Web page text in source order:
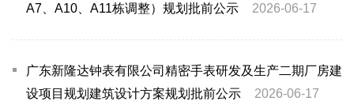
A7、A10、A11栋调整）规划批前公示
2026-06-17
广东新隆达钟表有限公司精密手表研发及生产二期厂房建
设项目规划建筑设计方案规划批前公示
2026-06-17